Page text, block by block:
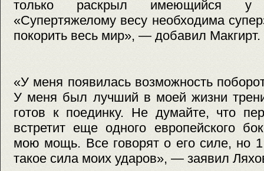
только раскрыл имеющийся у
«Супертяжелому весу необходима
покорить весь мир», — добавил Макгирт.
«У меня появилась возможность
У меня был лучший в моей жизни
готов к поединку. Не думайте, что
встретит еще одного европейского
мою мощь. Все говорят о его силе, но 1
такое сила моих ударов», — заявил